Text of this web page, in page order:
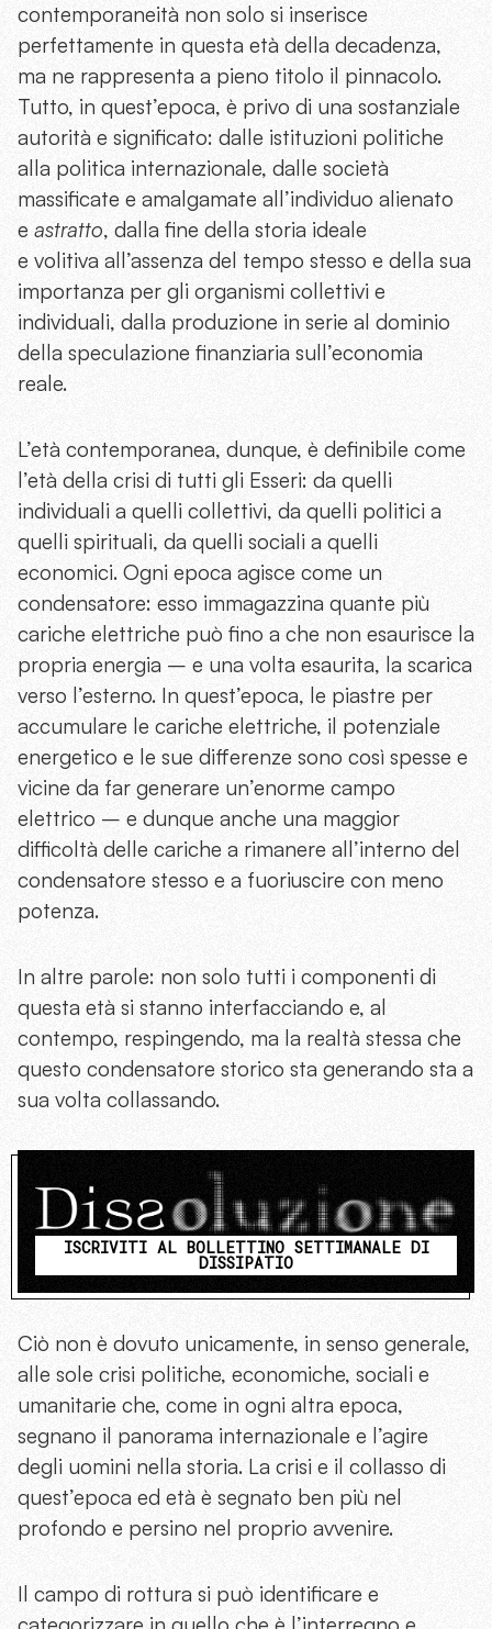
contemporaneità non solo si inserisce
perfettamente in questa età della decadenza,
ma ne rappresenta a pieno titolo il pinnacolo.
Tutto, in quest’epoca, è privo di una sostanziale
autorità e significato: dalle istituzioni politiche
alla politica internazionale, dalle società
massificate e amalgamate all’individuo alienato
e astratto, dalla fine della storia ideale
e volitiva all’assenza del tempo stesso e della sua
importanza per gli organismi collettivi e
individuali, dalla produzione in serie al dominio
della speculazione finanziaria sull’economia
reale.
L’età contemporanea, dunque, è definibile come
l’età della crisi di tutti gli Esseri: da quelli
individuali a quelli collettivi, da quelli politici a
quelli spirituali, da quelli sociali a quelli
economici. Ogni epoca agisce come un
condensatore: esso immagazzina quante più
cariche elettriche può fino a che non esaurisce la
propria energia – e una volta esaurita, la scarica
verso l’esterno. In quest’epoca, le piastre per
accumulare le cariche elettriche, il potenziale
energetico e le sue differenze sono così spesse e
vicine da far generare un’enorme campo
elettrico – e dunque anche una maggior
difficoltà delle cariche a rimanere all’interno del
condensatore stesso e a fuoriuscire con meno
potenza.
In altre parole: non solo tutti i componenti di
questa età si stanno interfacciando e, al
contempo, respingendo, ma la realtà stessa che
questo condensatore storico sta generando sta a
sua volta collassando.
ISCRIVITI AL BOLLETTINO SETTIMANALE DI
DISSIPATIO
Ciò non è dovuto unicamente, in senso generale,
alle sole crisi politiche, economiche, sociali e
umanitarie che, come in ogni altra epoca,
segnano il panorama internazionale e l’agire
degli uomini nella storia. La crisi e il collasso di
quest’epoca ed età è segnato ben più nel
profondo e persino nel proprio avvenire.
Il campo di rottura si può identificare e